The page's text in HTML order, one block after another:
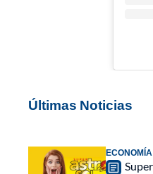
Últimas Noticias
ECONOMÍA